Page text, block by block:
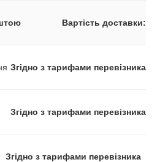
Вартість доставки:
Згідно з тарифами перевізника
Згідно з тарифами перевізника
Згідно з тарифами перевізника